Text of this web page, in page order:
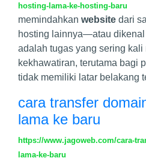
hosting-lama-ke-hosting-baru
memindahkan website dari
hosting lainnya—atau
adalah tugas yang sering kali
kekhawatiran, terutama bagi
tidak memiliki latar belakang
cara transfer
lama ke baru
https://www.jagoweb.com/cara-
lama-ke-baru